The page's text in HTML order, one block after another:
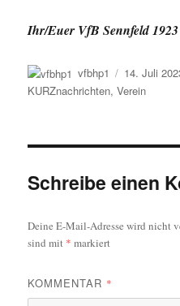
Ihr/Euer VfB Sennfeld 1923
Autor
vfbhp1
am
14. Juli
KURZnachrichten,Verein
Schreibe einen
Deine E-Mail-Adresse wird nicht
sind mit * markiert
KOMMENTAR *